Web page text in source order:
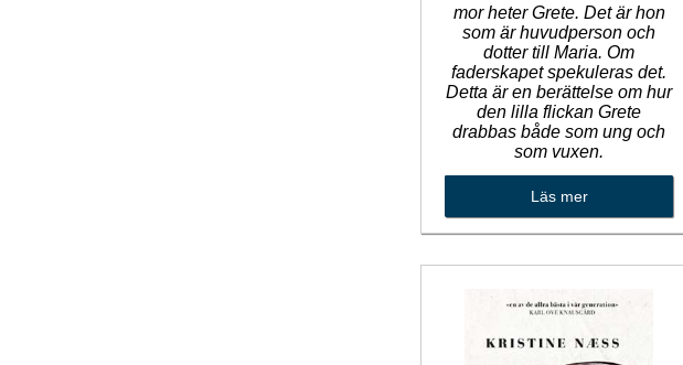
mor heterGrete. Det är hon
som är huvudperson och
dotter till Maria. Om
faderskapet spekuleras det.
Detta är en berättelse om hur
den lilla flickan Grete
drabbas både som ung och
som vuxen.
Läs mer